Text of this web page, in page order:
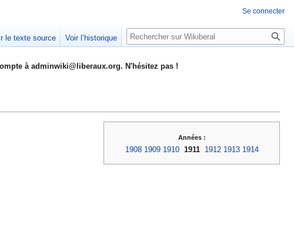
à adminwiki@liberaux.org. N'hésitez pas !
Années :
1908 1909 1910 1911 1912 1913 1914
Se connecter
le texte source Voir l’historique Rechercher